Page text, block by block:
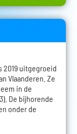
2019 uitgegroeid
Vlaanderen. Ze
in de
De bijhorende
onder de